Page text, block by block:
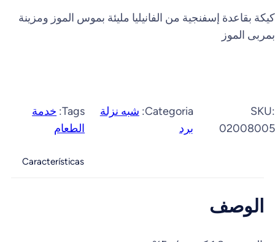
كيكة بقاعدة إسفنجية من الفانيليا مليئة بموس الموز ومزينة
بمربى الموز
SKU:
02008005
Categoria: شبه نزلة
برد
Tags: خدمة
الطعام
Características
الوصف